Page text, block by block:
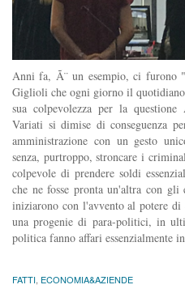
Anni fa, Ã¨ un esempio, ci furono
Giglioli che ogni giorno il
sua colpevolezza per la
Variati si dimise di conseguenza
amministrazione con un gesto
senza, purtroppo, stroncare i
colpevole di prendere soldi
che ne fosse pronta un'altra con gli
iniziarono con l'avvento al potere
una progenie di para-politici, in
politica fanno affari essenzialmente
FATTI ECONOMIA&AZIENDE